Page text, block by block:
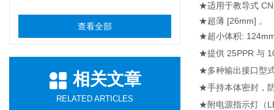
查看全部
相关文章
RELATED ARTICLES
★适用于教导式
★超薄 [26mm] 。
★超小体积:
★提供 25PPR 与
★多种输出接口型
★手持本体密封，
★附电源指示灯（